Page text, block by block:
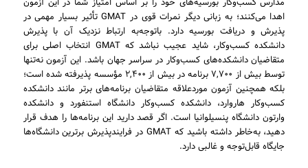
اهدا می‌کنند؛ به زبانی دیگر نمرات قوی در GMAT تأثیر بسیار مهمی در
پذیرش و دریافت بورسیه دارد. باتوجه‌به ارتباط نزدیک آن با پذیرش
دانشکده کسب‌وکار، شاید عجیب نباشد که GMAT انتخاب اصلی برای
متقاضیان دانشکده‌های کسب‌وکار در سراسر جهان باشد. این آزمون نه‌تنها
توسط بیش از ۷,۷۰۰ برنامه در بیش از ۲,۴۰۰ مؤسسه پذیرفته شده است؛
بلکه همچنین آزمون موردعلاقه متقاضیان برنامه‌های برتر مانند دانشکده
کسب‌وکار هاروارد، دانشکده کسب‌وکار دانشگاه استنفورد و دانشکده
وارتون دانشگاه پنسیلوانیا است. اگر قصد دارید این برنامه‌ها را هدف قرار
دهید، به‌خاطر داشته باشید که GMAT در فرایندپذیرش برترین دانشگاه‌ها
جایگاه قابل‌توجه و غالبی دارد.